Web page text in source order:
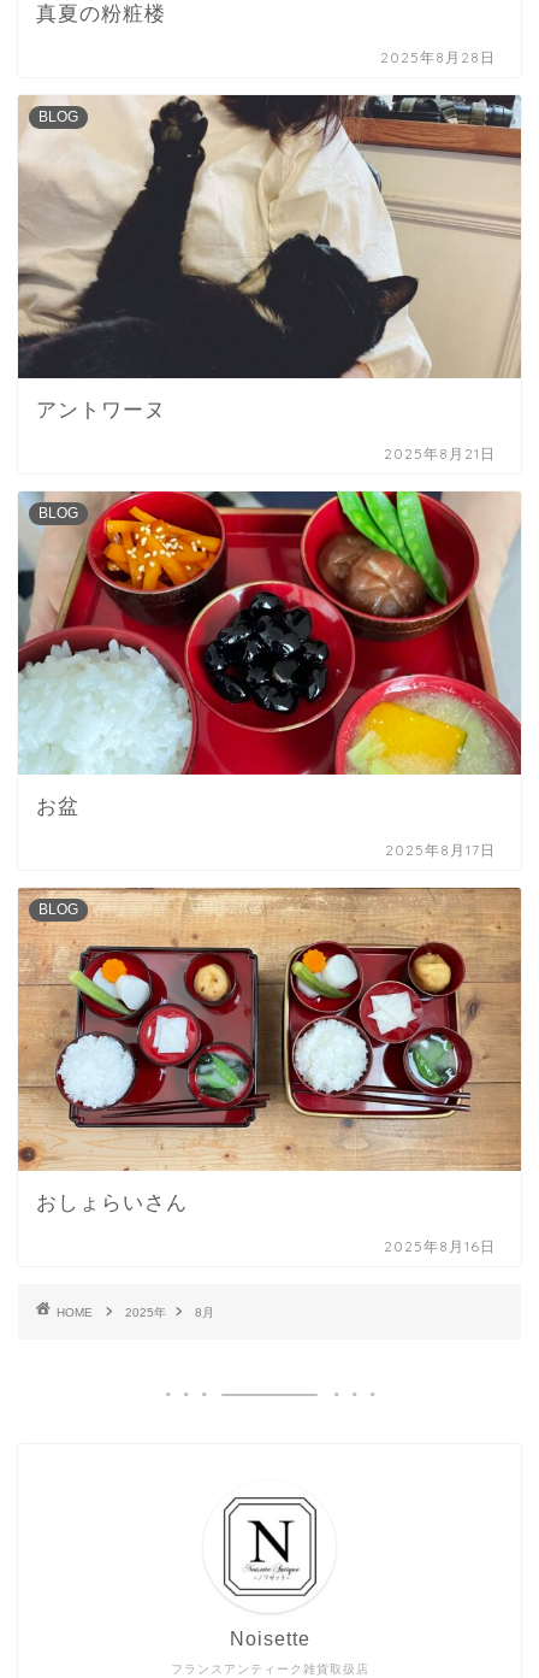
真夏の粉粧楼
2025年8月28日
BLOG
アントワーヌ
2025年8月21日
BLOG
お盆
2025年8月17日
BLOG
おしょらいさん
2025年8月16日
HOME 2025年 8月
フランスアンティーク雑貨取扱店
Noisette